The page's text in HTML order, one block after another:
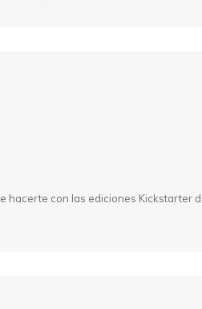
hacerte con las ediciones Kickstarter